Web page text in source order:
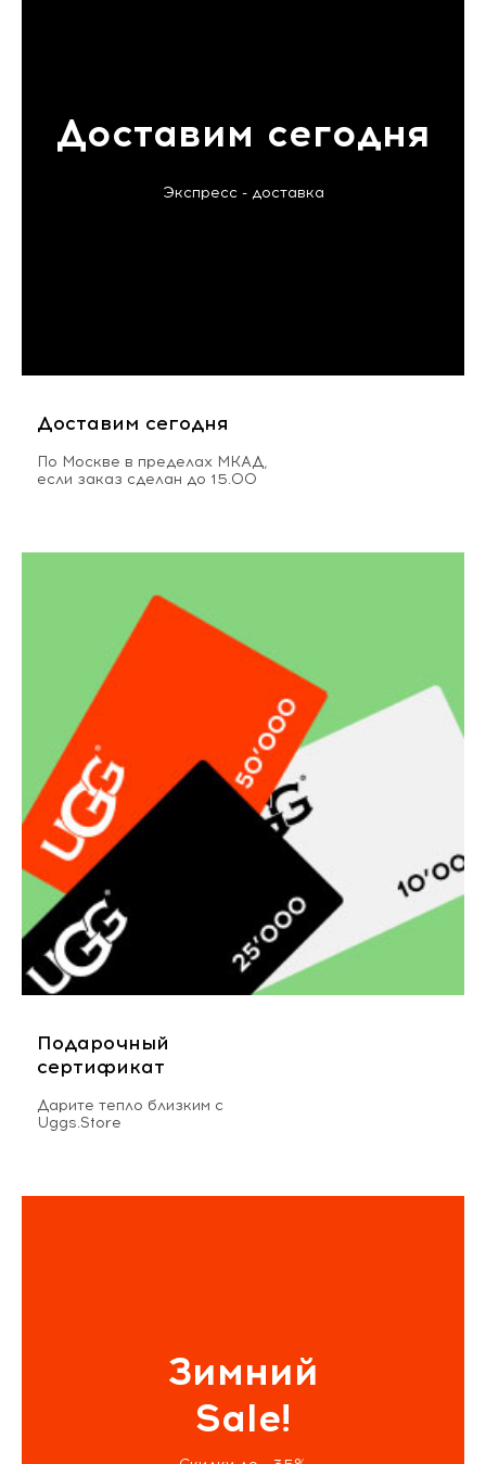
Доставим сегодня
Экспресс - доставка
Доставим сегодня
По Москве в пределах МКАД,
если заказ сделан до 15.00
Подарочный
сертификат
Дарите тепло близким с
Uggs.Store
Зимний
Sale!